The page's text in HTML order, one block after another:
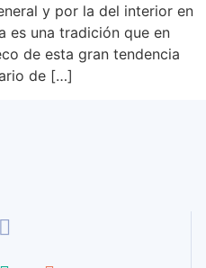
y por la del interior en
es una tradición que en
de esta gran tendencia
de […]